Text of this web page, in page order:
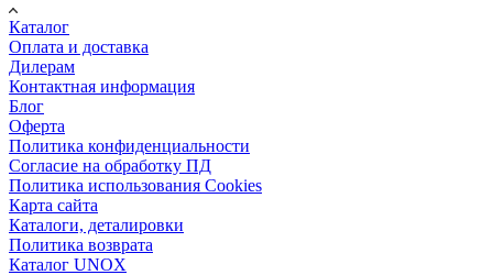
Каталог
Оплата и доставка
Дилерам
Контактная информация
Блог
Оферта
Политика конфиденциальности
Согласие на обработку ПД
Политика использования Cookies
Карта сайта
Каталоги, деталировки
Политика возврата
Каталог UNOX